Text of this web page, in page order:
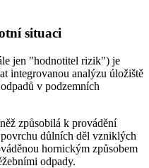
situaci
jen "hodnotitel rizik") je
integrovanou analýzu úložiště
v podzemních
způsobilá k provádění
důlních děl vzniklých
hornickým způsobem
odpady.